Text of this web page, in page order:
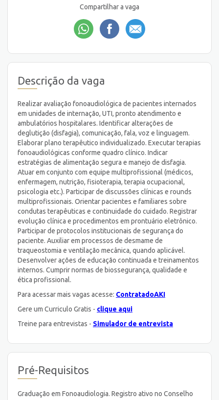
Compartilhar a vaga
Descrição da vaga
Realizar avaliação fonoaudiológica de pacientes internados
em unidades de internação, UTI, pronto atendimento e
ambulatórios hospitalares. Identificar alterações de
deglutição (disfagia), comunicação, fala, voz e linguagem.
Elaborar plano terapêutico individualizado. Executar terapias
fonoaudiológicas conforme quadro clínico. Indicar
estratégias de alimentação segura e manejo de disfagia.
Atuar em conjunto com equipe multiprofissional (médicos,
enfermagem, nutrição, fisioterapia, terapia ocupacional,
psicologia etc.). Participar de discussões clínicas e rounds
multiprofissionais. Orientar pacientes e familiares sobre
condutas terapêuticas e continuidade do cuidado. Registrar
evolução clínica e procedimentos em prontuário eletrônico.
Participar de protocolos institucionais de segurança do
paciente. Auxiliar em processos de desmame de
traqueostomia e ventilação mecânica, quando aplicável.
Desenvolver ações de educação continuada e treinamentos
internos. Cumprir normas de biossegurança, qualidade e
ética profissional.
Para acessar mais vagas acesse: ContratadoAKI
Gere um Curriculo Gratis - clique aqui
Treine para entrevistas - Simulador de entrevista
Pré-Requisitos
Graduação em Fonoaudiologia. Registro ativo no Conselho